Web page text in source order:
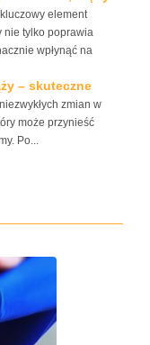
element
nie tylko poprawia
wpłynąć na
– skuteczne
zmian w
może przynieść
Po...